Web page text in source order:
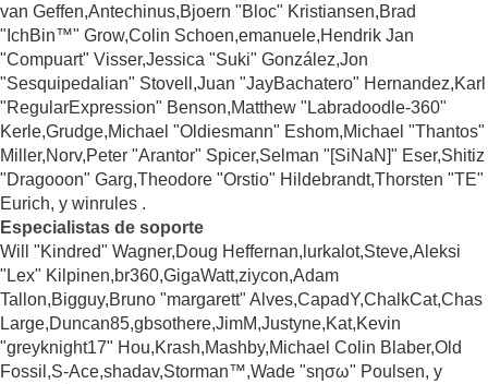
van Geffen,Antechinus,Bjoern "Bloc" Kristiansen,Brad
"IchBin™" Grow,Colin Schoen,emanuele,Hendrik Jan
"Compuart" Visser,Jessica "Suki" González,Jon
"Sesquipedalian" Stovell,Juan "JayBachatero" Hernandez,Karl
"RegularExpression" Benson,Matthew "Labradoodle-360"
Kerle,Grudge,Michael "Oldiesmann" Eshom,Michael "Thantos"
Miller,Norv,Peter "Arantor" Spicer,Selman "[SiNaN]" Eser,Shitiz
"Dragooon" Garg,Theodore "Orstio" Hildebrandt,Thorsten "TE"
Eurich, y winrules .
Especialistas de soporte
Will "Kindred" Wagner,Doug Heffernan,lurkalot,Steve,Aleksi
"Lex" Kilpinen,br360,GigaWatt,ziycon,Adam
Tallon,Bigguy,Bruno "margarett" Alves,CapadY,ChalkCat,Chas
Large,Duncan85,gbsothere,JimM,Justyne,Kat,Kevin
"greyknight17" Hou,Krash,Mashby,Michael Colin Blaber,Old
Fossil,S-Ace,shadav,Storman™,Wade "sησω" Poulsen, y